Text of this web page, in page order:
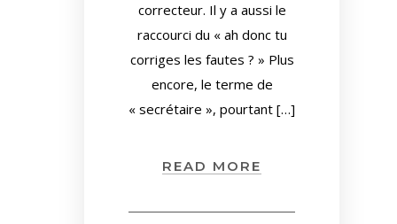
correcteur. Il y a aussi le
raccourci du « ah donc tu
corriges les fautes ? » Plus
encore, le terme de
« secrétaire », pourtant […]
READ MORE